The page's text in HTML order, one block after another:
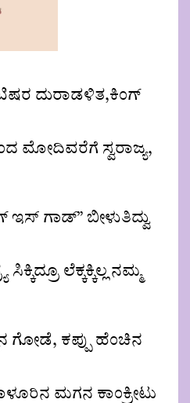
ದುರಾಡಳಿತ,ಕಿಂಗ್
ಮೋದಿವರೆಗೆ ಸ್ವರಾಜ್ಯ,
ಇಸ್ ಗಾಡ್” ಬೀಳುತಿದ್ವು
ಲೆಕ್ಕಕ್ಕಿಲ್ಲ ನಮ್ಮ
ಗೋಡೆ, ಕಪ್ಪು ಹೆಂಚಿನ
ಮಗನ ಕಾಂಕ್ರೀಟು